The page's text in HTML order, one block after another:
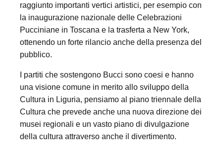
raggiunto importanti vertici artistici, per esempio con
la inaugurazione nazionale delle Celebrazioni
Pucciniane in Toscana e la trasferta a New York,
ottenendo un forte rilancio anche della presenza del
pubblico.
I partiti che sostengono Bucci sono coesi e hanno
una visione comune in merito allo sviluppo della
Cultura in Liguria, pensiamo al piano triennale della
Cultura che prevede anche una nuova direzione dei
musei regionali e un vasto piano di divulgazione
della cultura attraverso anche il divertimento.